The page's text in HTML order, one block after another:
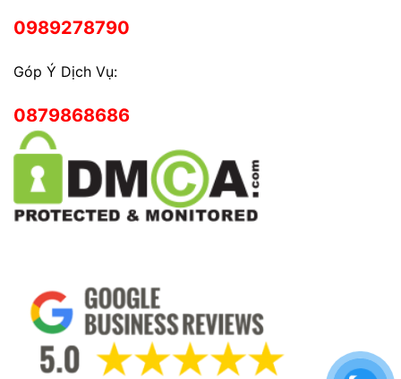
0989278790
Góp Ý Dịch Vụ:
0879868686